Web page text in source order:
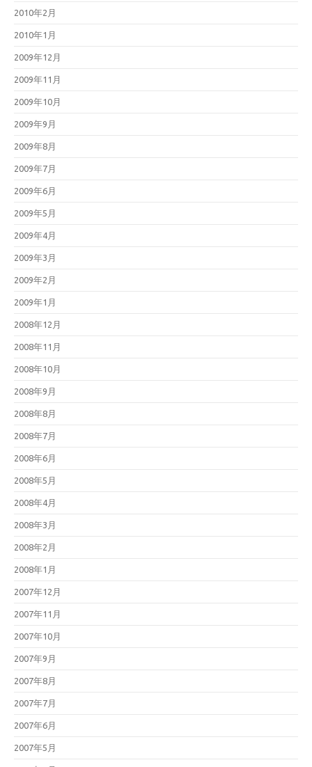
2010年2月
2010年1月
2009年12月
2009年11月
2009年10月
2009年9月
2009年8月
2009年7月
2009年6月
2009年5月
2009年4月
2009年3月
2009年2月
2009年1月
2008年12月
2008年11月
2008年10月
2008年9月
2008年8月
2008年7月
2008年6月
2008年5月
2008年4月
2008年3月
2008年2月
2008年1月
2007年12月
2007年11月
2007年10月
2007年9月
2007年8月
2007年7月
2007年6月
2007年5月